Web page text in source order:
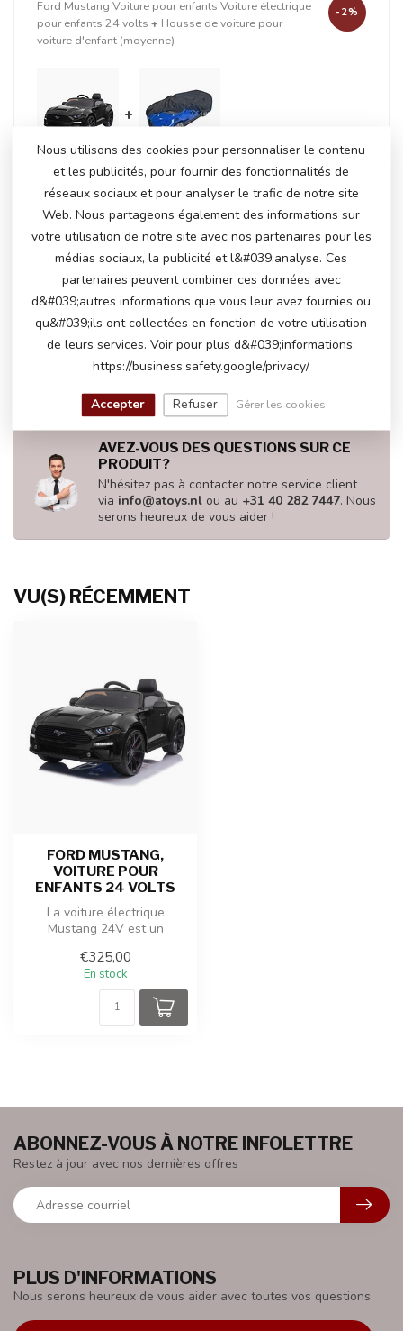
Ford Mustang Voiture pour enfants Voiture électrique
pour enfants 24 volts + Housse de voiture pour
voiture d'enfant (moyenne)
-2%
+
€337,50
PRODUITS CONNEXES
Ford Mustang, voiture pour
enfants 24 volts
En stock
€310,00
AVEZ-VOUS DES QUESTIONS SUR CE
PRODUIT?
N'hésitez pas à contacter notre service client
via info@atoys.nl ou au +31 40 282 7447. Nous
serons heureux de vous aider !
VU(S) RÉCEMMENT
FORD MUSTANG,
VOITURE POUR
ENFANTS 24 VOLTS
La voiture électrique
Mustang 24V est un
enfants u...
€325,00
En stock
PLUS D'INFORMATIONS
Nous serons heureux de vous aider avec toutes vos questions.
ABONNEZ-VOUS À NOTRE INFOLETTRE
Restez à jour avec nos dernières offres
Nous utilisons des cookies pour personnaliser le contenu
et les publicités, pour fournir des fonctionnalités de
réseaux sociaux et pour analyser le trafic de notre site
Web. Nous partageons également des informations sur
votre utilisation de notre site avec nos partenaires pour les
médias sociaux, la publicité et l&#039;analyse. Ces
partenaires peuvent combiner ces données avec
d&#039;autres informations que vous leur avez fournies ou
qu&#039;ils ont collectées en fonction de votre utilisation
de leurs services. Voir pour plus d&#039;informations:
https://business.safety.google/privacy/
Accepter Refuser Gérer les cookies